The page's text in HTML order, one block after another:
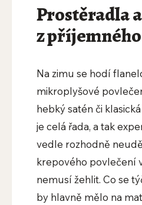
Prostěradla
z
Na zimu se hodí
mikroplyšové
hebký satén či
je celá řada, a tak
vedle rozhodně
krepového povlečení
nemusí žehlit. Co se
by hlavně mělo na